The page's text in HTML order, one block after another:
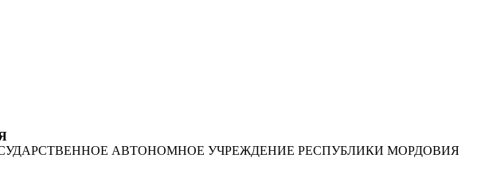
АВТОНОМНОЕ УЧРЕЖДЕНИЕ РЕСПУБЛИКИ МОРДОВИЯ